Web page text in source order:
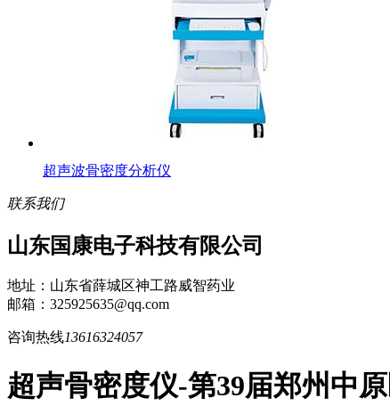
超声波骨密度分析仪
联系我们
山东国康电子科技有限公司
地址：山东省薛城区神工路威智药业
邮箱：325925635@qq.com
咨询热线13616324057
超声骨密度仪-第39届郑州中